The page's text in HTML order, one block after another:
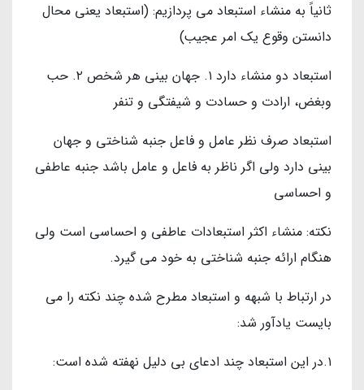
ثانیاً به منشاء استبعاد می پردازیم: (استبعاد یعنی محال
دانستن وقوع یک امر عجیب)
استبعاد دو منشاء دارد ۱. جهان بینی هر شخص ۲. حب
وبغض، ارادت و حسادت و شیفتگی و تنفر
استبعاد صرف نظر عامل و فاعل جنبه شناختی و جهان
بینی دارد ولی اگر ناظر به فاعل و عامل باشد جنبه عاطفی
و احساسی
نکته: منشاء اکثر استبعادات عاطفی و احساسی است ولی
هنگام ارائه جنبه شناختی به خود می گیرد.
در ارتباط با شبهه و استبعاد مطرح شده چند نکته را می
بایست یادآور شد:
۱.در این استبعاد چند ادعای بی دلیل نهفته شده است: